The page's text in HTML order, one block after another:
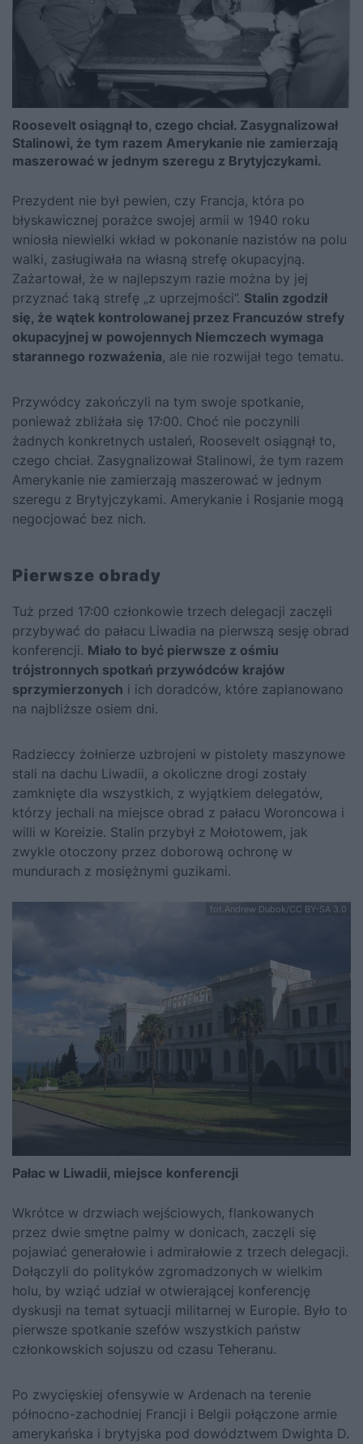
Roosevelt osiągnął to, czego chciał. Zasygnalizował
Stalinowi, że tym razem Amerykanie nie zamierzają
maszerować w jednym szeregu z Brytyjczykami.
Prezydent nie był pewien, czy Francja, która po
błyskawicznej porażce swojej armii w 1940 roku
wniosła niewielki wkład w pokonanie nazistów na polu
walki, zasługiwała na własną strefę okupacyjną.
Zażartował, że w najlepszym razie można by jej
przyznać taką strefę „z uprzejmości”. Stalin zgodził
się, że wątek kontrolowanej przez Francuzów strefy
okupacyjnej w powojennych Niemczech wymaga
starannego rozważenia, ale nie rozwijał tego tematu.
Przywódcy zakończyli na tym swoje spotkanie,
ponieważ zbliżała się 17:00. Choć nie poczynili
żadnych konkretnych ustaleń, Roosevelt osiągnął to,
czego chciał. Zasygnalizował Stalinowi, że tym razem
Amerykanie nie zamierzają maszerować w jednym
szeregu z Brytyjczykami. Amerykanie i Rosjanie mogą
negocjować bez nich.
Pierwsze obrady
Tuż przed 17:00 członkowie trzech delegacji zaczęli
przybywać do pałacu Liwadia na pierwszą sesję obrad
konferencji. Miało to być pierwsze z ośmiu
trójstronnych spotkań przywódców krajów
sprzymierzonych i ich doradców, które zaplanowano
na najbliższe osiem dni.
Radzieccy żołnierze uzbrojeni w pistolety maszynowe
stali na dachu Liwadii, a okoliczne drogi zostały
zamknięte dla wszystkich, z wyjątkiem delegatów,
którzy jechali na miejsce obrad z pałacu Woroncowa i
willi w Koreizie. Stalin przybył z Mołotowem, jak
zwykle otoczony przez doborową ochronę w
mundurach z mosiężnymi guzikami.
fot.Andrew Dubok/CC BY-SA 3.0
Pałac w Liwadii, miejsce konferencji
Wkrótce w drzwiach wejściowych, flankowanych
przez dwie smętne palmy w donicach, zaczęli się
pojawiać generałowie i admirałowie z trzech delegacji.
Dołączyli do polityków zgromadzonych w wielkim
holu, by wziąć udział w otwierającej konferencję
dyskusji na temat sytuacji militarnej w Europie. Było to
pierwsze spotkanie szefów wszystkich państw
członkowskich sojuszu od czasu Teheranu.
Po zwycięskiej ofensywie w Ardenach na terenie
północno-zachodniej Francji i Belgii połączone armie
amerykańska i brytyjska pod dowództwem Dwighta D.